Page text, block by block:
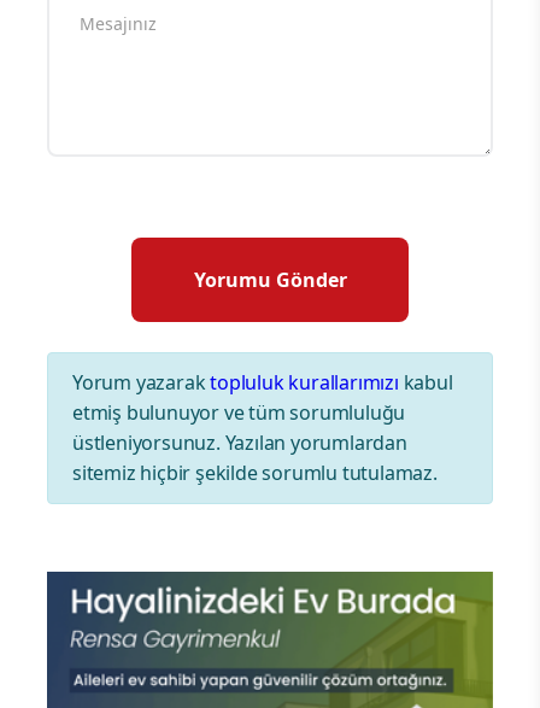
Yorum yazaraktopluluk kurallarımızı kabul
etmiş bulunuyor ve tüm sorumluluğu
üstleniyorsunuz. Yazılan yorumlardan
sitemiz hiçbir şekilde sorumlu tutulamaz.